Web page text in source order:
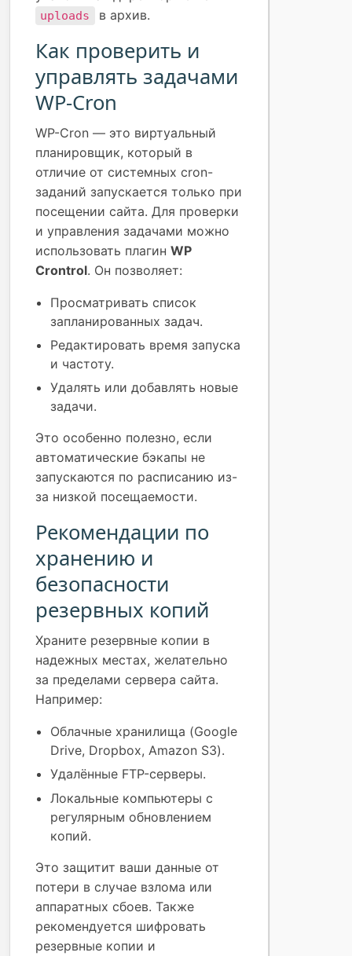
uploads в архив.
Как проверить и
управлять задачами
WP-Cron
WP-Cron — это виртуальный
планировщик, который в
отличие от системных cron-
заданий запускается только при
посещении сайта. Для проверки
и управления задачами можно
использовать плагин WP
Crontrol. Он позволяет:
Просматривать список
запланированных задач.
Редактировать время запуска
и частоту.
Удалять или добавлять новые
задачи.
Это особенно полезно, если
автоматические бэкапы не
запускаются по расписанию из-
за низкой посещаемости.
Рекомендации по
хранению и
безопасности
резервных копий
Храните резервные копии в
надежных местах, желательно
за пределами сервера сайта.
Например:
Облачные хранилища (Google
Drive, Dropbox, Amazon S3).
Удалённые FTP-серверы.
Локальные компьютеры с
регулярным обновлением
копий.
Это защитит ваши данные от
потери в случае взлома или
аппаратных сбоев. Также
рекомендуется шифровать
резервные копии и